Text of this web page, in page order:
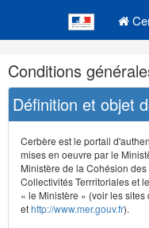
Navigation
et
outils
annexes
Conditions
Définition et objet
Cerbère est le portail
mises en oeuvre par le
Ministère de la Cohésion
Collectivités Terrritoriales et
« le Ministère » (voir les sites
ethttp://www.mer.gouv.fr).